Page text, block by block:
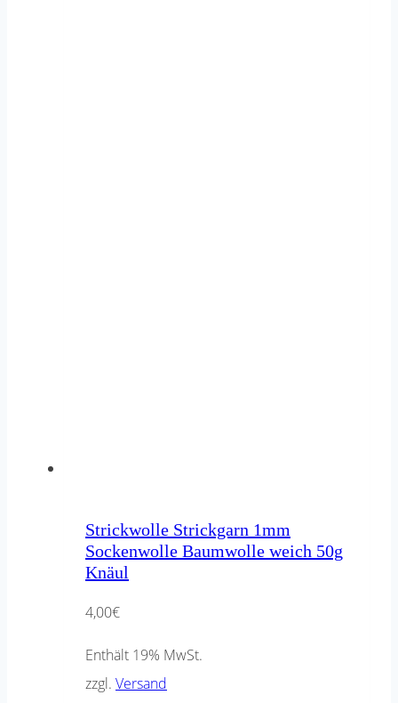
Strickwolle Strickgarn 1mm
Sockenwolle Baumwolle weich 50g
Knäul
4,00€
Enthält 19% MwSt.
zzgl. Versand